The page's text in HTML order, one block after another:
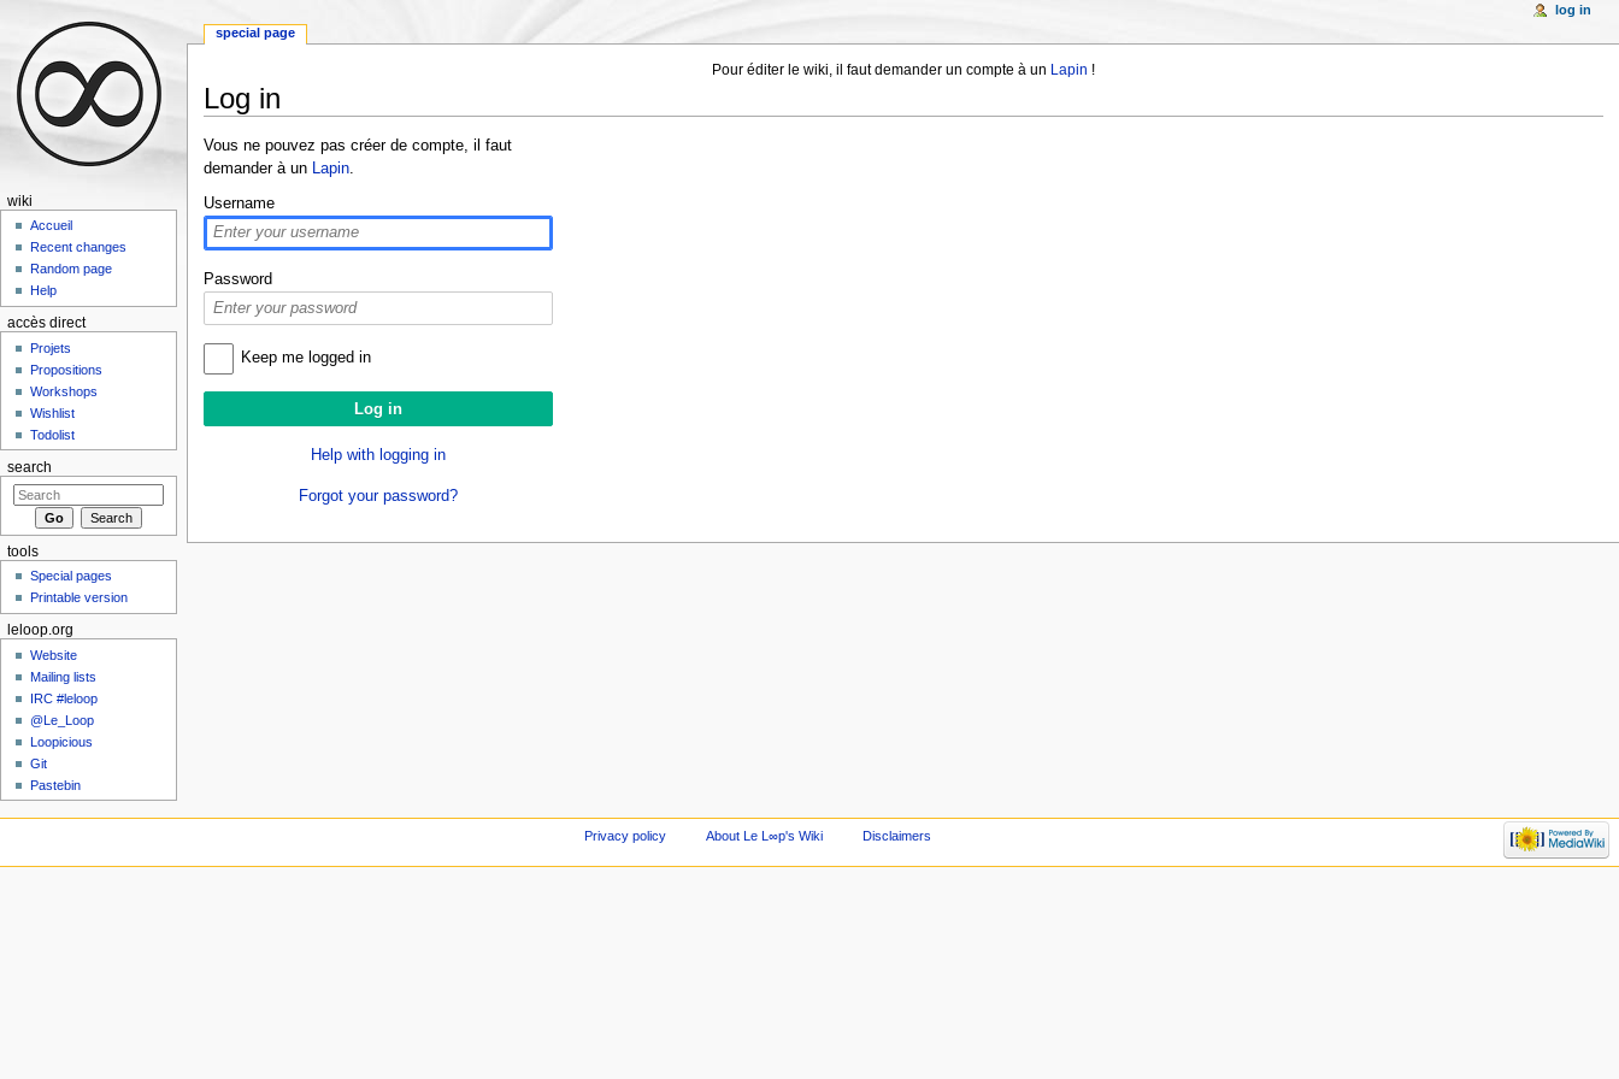
Pour éditer le wiki, il faut demander un compte à un Lapin !
Log in
Vous ne pouvez pas créer de compte, il faut
demander à un Lapin.
Username
Password
Keep me logged in
Help with logging in
Forgot your password?
special page
log in
wiki
Accueil
Recent changes
Random page
Help
accès direct
Projets
Propositions
Workshops
Wishlist
Todolist
search
tools
Special pages
Printable version
leloop.org
Website
Mailing lists
IRC #leloop
@Le_Loop
Loopicious
Git
Pastebin
Privacy policy About Le L∞p's Wiki Disclaimers